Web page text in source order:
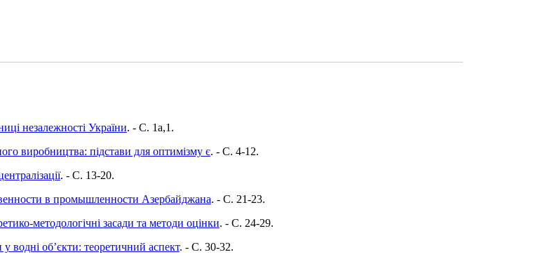
незалежності України. - C. 1а,1.
виробництва: підстави для оптимізму є. - C. 4-12.
. - C. 13-20.
в промышленности Азербайджана. - C. 21-23.
методологічні засади та методи оцінки. - C. 24-29.
водні об’єкти: теоретичний аспект. - C. 30-32.